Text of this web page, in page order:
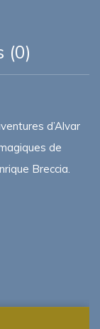
(0)
d’Alvar
de
Breccia.